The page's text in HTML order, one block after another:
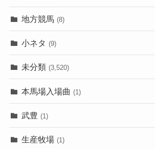
地方競馬 (8)
小ネタ (9)
未分類 (3,520)
本馬場入場曲 (1)
武豊 (1)
生産牧場 (1)